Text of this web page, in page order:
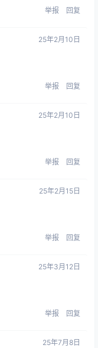
举报 回复
25年2月10日
举报 回复
25年2月10日
举报 回复
25年2月15日
举报 回复
25年3月12日
举报 回复
25年7月8日